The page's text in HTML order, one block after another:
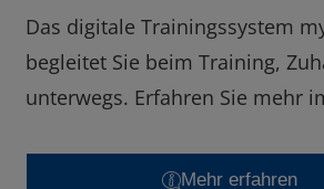
Das digitale Trainingssystem
begleitet Sie beim Training,
unterwegs. Erfahren Sie mehr
Mehr erfahren